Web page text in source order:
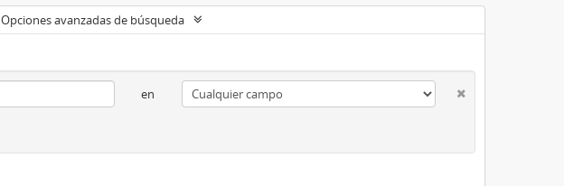
Opciones avanzadas de búsqueda
en